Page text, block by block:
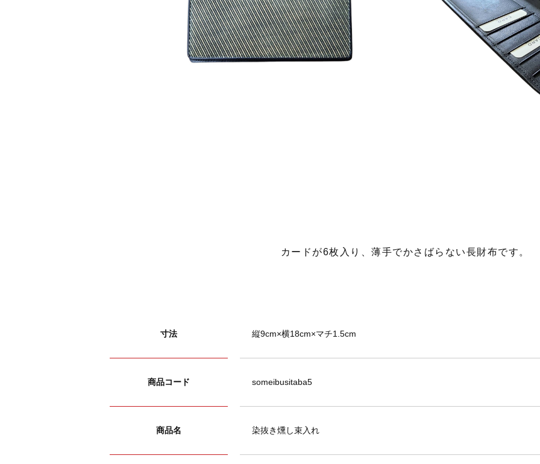
カードが6枚入り、薄手でかさばらない長財布です。
寸法 縦9cm×横18cm×マチ1.5cm
商品コード someibusitaba5
商品名 染抜き燻し束入れ